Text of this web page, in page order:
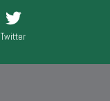
Twitter